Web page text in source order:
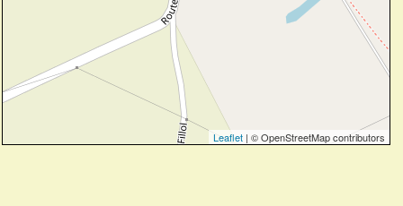
Leaflet | © OpenStreetMap contributors